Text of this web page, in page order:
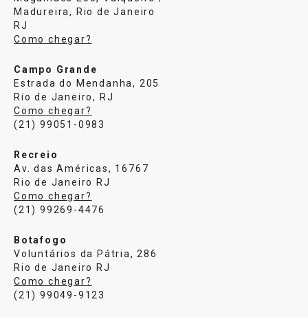
Madureira, Rio de Janeiro
RJ
Como chegar?
Campo Grande
Estrada do Mendanha, 205
Rio de Janeiro, RJ
Como chegar?
(21) 99051-0983
Recreio
Av. das Américas, 16767
Rio de Janeiro RJ
Como chegar?
(21) 99269-4476
Botafogo
Voluntários da Pátria, 286
Rio de Janeiro RJ
Como chegar?
(21) 99049-9123